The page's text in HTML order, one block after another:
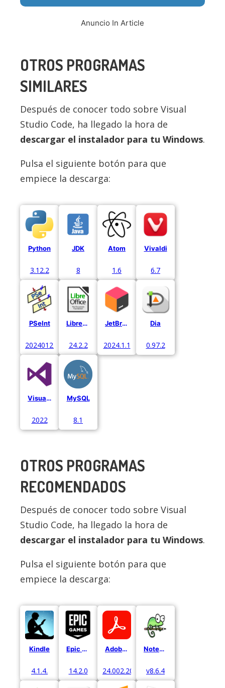
Anuncio In Article
OTROS PROGRAMAS
SIMILARES
Después de conocer todo sobre Visual
Studio Code, ha llegado la hora de
descargar el instalador para tu Windows.
Pulsa el siguiente botón para que
empiece la descarga:
Python
3.12.2
JDK
8
Atom
1.6
Vivaldi
6.7
PSeInt
20240122
LibreOffice
24.2.2
JetBrains
2024.1.1
Dia
0.97.2
Visual Studio
2022
MySQL
8.1
OTROS PROGRAMAS
RECOMENDADOS
Después de conocer todo sobre Visual
Studio Code, ha llegado la hora de
descargar el instalador para tu Windows.
Pulsa el siguiente botón para que
empiece la descarga:
Kindle
4.1.4.
Epic Games
14.2.0
Adobe Acrobat
24.002.20687
Notepad ++
v8.6.4